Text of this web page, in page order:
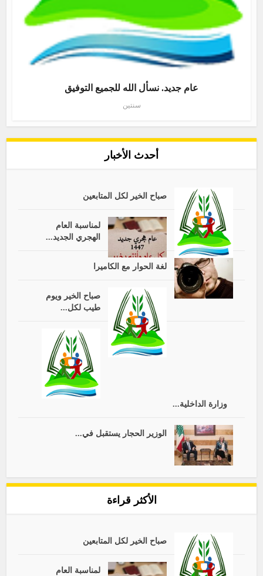
عام جديد. نسأل الله للجميع التوفيق
سنتين
أحدث الأخبار
صباح الخير لكل المتابعين
لمناسبة العام
الهجري الجديد...
لغة الحوار مع الكاميرا
صباح الخير ويوم
طيب لكل...
وزارة الداخلية...
الوزير الحجار يستقبل في...
الأكثر قراءة
صباح الخير لكل المتابعين
لمناسبة العام